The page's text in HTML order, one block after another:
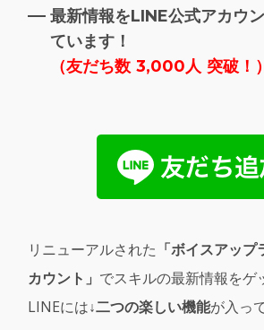
最新情報をLINE公式アカウ
ています！
（友だち数 3,000人 突破！）
リニューアルされた 「ボイスアッ
カウント」 でスキルの最新情報をゲ
LINEには↓二つの楽しい機能が入っ